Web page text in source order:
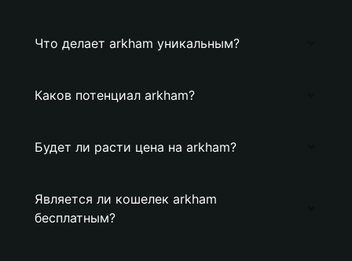
Что делает arkham уникальным?
Каков потенциал arkham?
Будет ли расти цена на arkham?
Является ли кошелек arkham
бесплатным?